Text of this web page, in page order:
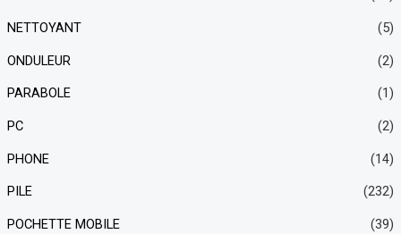
NETTOYANT (5)
ONDULEUR (2)
PARABOLE (1)
PC (2)
PHONE (14)
PILE (232)
POCHETTE MOBILE (39)